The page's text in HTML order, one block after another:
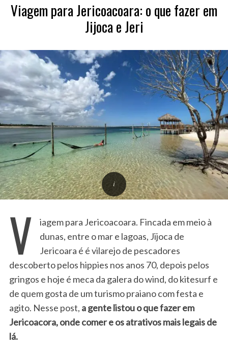
Viagem para Jericoacoara: o que fazer em
Jijoca e Jeri
V
iagem para Jericoacoara. Fincada em meio à
dunas, entre o mar e lagoas, Jijoca de
Jericoara é é vilarejo de pescadores
descoberto pelos hippies nos anos 70, depois pelos
gringos e hoje é meca da galera do wind, do kitesurf e
de quem gosta de um turismo praiano com festa e
agito. Nesse post, a gente listou o que fazer em
Jericoacora, onde comer e os atrativos mais legais de
lá.